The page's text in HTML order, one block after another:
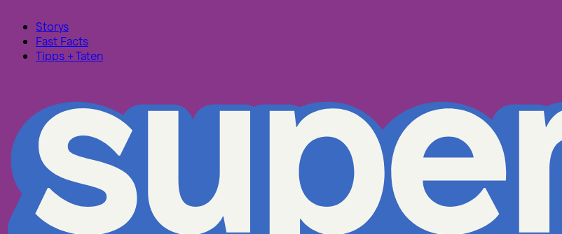
Storys
Fast Facts
Tipps + Taten